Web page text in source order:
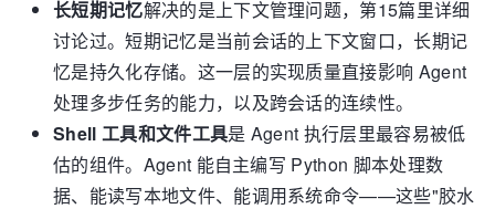
长短期记忆解决的是上下文管理问题，第15篇里详细
讨论过。短期记忆是当前会话的上下文窗口，长期记
忆是持久化存储。这一层的实现质量直接影响 Agent
处理多步任务的能力，以及跨会话的连续性。
Shell 工具和文件工具是 Agent 执行层里最容易被低
估的组件。Agent 能自主编写 Python 脚本处理数
据、能读写本地文件、能调用系统命令——这些"胶水